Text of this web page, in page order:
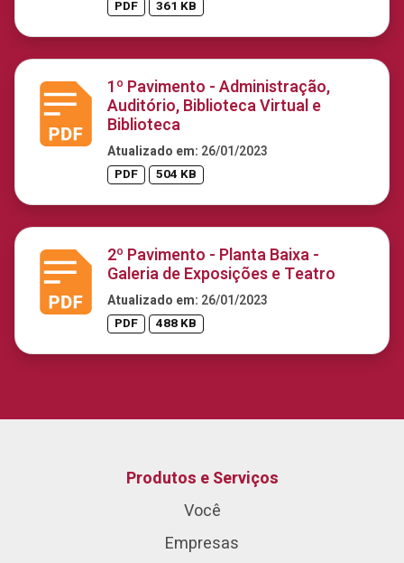
PDF 361 KB
1º Pavimento - Administração,
Auditório, Biblioteca Virtual e
Biblioteca
Atualizado em: 26/01/2023
PDF 504 KB
2º Pavimento - Planta Baixa -
Galeria de Exposições e Teatro
Atualizado em: 26/01/2023
PDF 488 KB
Produtos e Serviços
Você
Empresas